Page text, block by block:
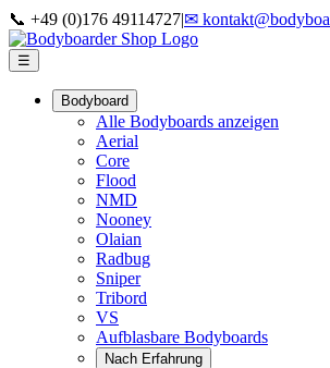
📞 +49 (0)176 49114727|✉
☰
Bodyboard
Alle Bodyboards anzeigen
Aerial
Core
Flood
NMD
Nooney
Olaian
Radbug
Sniper
Tribord
VS
Aufblasbare Bodyboards
Nach Erfahrung